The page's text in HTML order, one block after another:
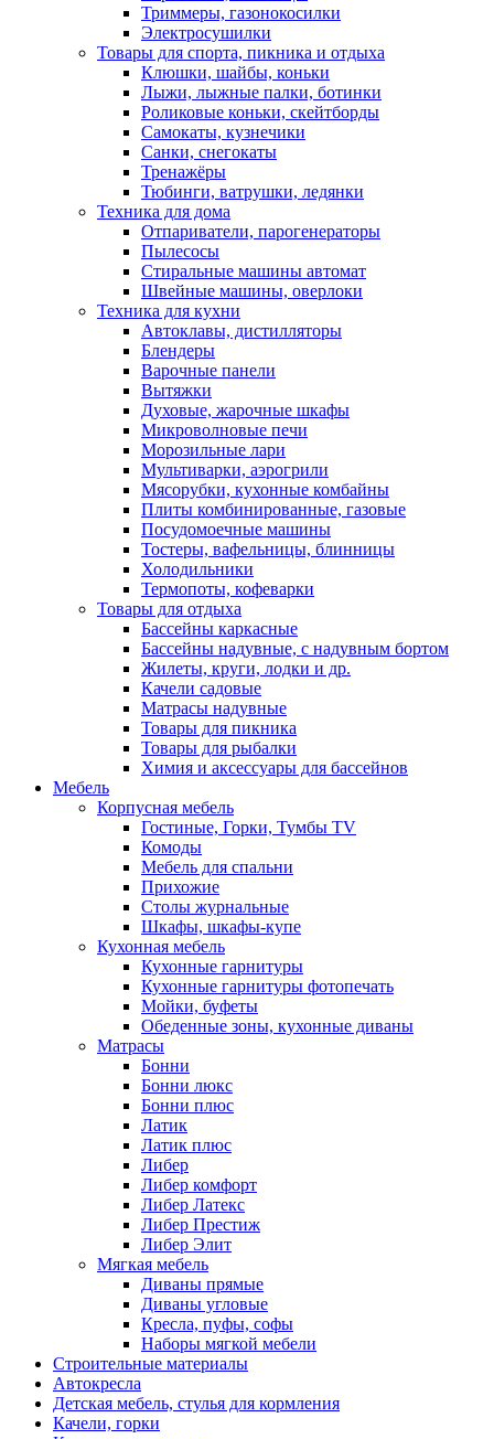
Триммеры, газонокосилки
Электросушилки
Товары для спорта, пикника и отдыха
Клюшки, шайбы, коньки
Лыжи, лыжные палки, ботинки
Роликовые коньки, скейтборды
Самокаты, кузнечики
Санки, снегокаты
Тренажёры
Тюбинги, ватрушки, ледянки
Техника для дома
Отпариватели, парогенераторы
Пылесосы
Стиральные машины автомат
Швейные машины, оверлоки
Техника для кухни
Автоклавы, дистилляторы
Блендеры
Варочные панели
Вытяжки
Духовые, жарочные шкафы
Микроволновые печи
Морозильные лари
Мультиварки, аэрогрили
Мясорубки, кухонные комбайны
Плиты комбинированные, газовые
Посудомоечные машины
Тостеры, вафельницы, блинницы
Холодильники
Термопоты, кофеварки
Товары для отдыха
Бассейны каркасные
Бассейны надувные, с надувным бортом
Жилеты, круги, лодки и др.
Качели садовые
Матрасы надувные
Товары для пикника
Товары для рыбалки
Химия и аксессуары для бассейнов
Мебель
Корпусная мебель
Гостиные, Горки, Тумбы TV
Комоды
Мебель для спальни
Прихожие
Столы журнальные
Шкафы, шкафы-купе
Кухонная мебель
Кухонные гарнитуры
Кухонные гарнитуры фотопечать
Мойки, буфеты
Обеденные зоны, кухонные диваны
Матрасы
Бонни
Бонни люкс
Бонни плюс
Латик
Латик плюс
Либер
Либер комфорт
Либер Латекс
Либер Престиж
Либер Элит
Мягкая мебель
Диваны прямые
Диваны угловые
Кресла, пуфы, софы
Наборы мягкой мебели
Строительные материалы
Автокресла
Детская мебель, стулья для кормления
Качели, горки